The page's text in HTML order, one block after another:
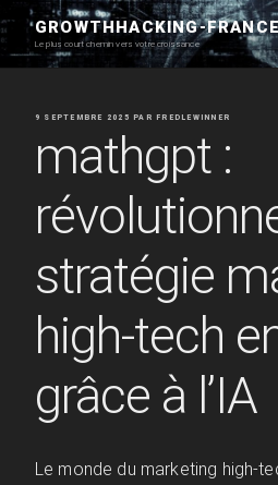
Aller
au
contenu
GROWTHHACKING-
Le plus court chemin vers votre croissance
PUBLIÉ
9 SEPTEMBRE 2025 PAR FREDLEWINNER
mathgpt :
stratégie
high-tech
grâce à l’IA
Le monde du marketing high-